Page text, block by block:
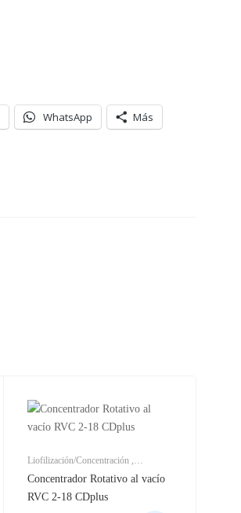
WhatsApp Más
Liofilización/Concentración
Concentrador Rotativo al vacío
RVC 2-18 CDplus